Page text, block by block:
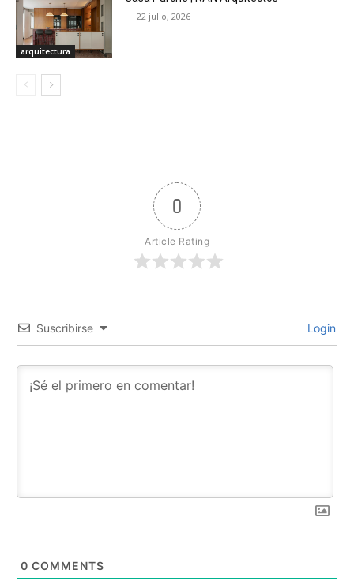
arquitectura
22 julio, 2026
0
Article Rating
Suscribirse Login
0 COMMENTS